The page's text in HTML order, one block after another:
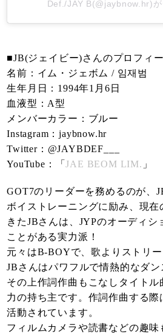
Def./JAY B(@jaybnow.hr)
■JB(ジェイビー)さんのプロフィ
名前：イム・ジェボム / 임재범
生年月日：1994年1月6日
血液型：A型
メンバーカラー：ブルー
Instagram：jaybnow.hr
Twitter：@JAYBDEF___
YouTube：「JAE BEOM LIM. 」
GOT7のリーダーを務めるのが、
ボイストレーニングに励み、現在
きたJBさんは、JYPのオーディシ
ことがある実力派！
元々はB-BOYで、歌よりストリ
JBさんはパワフルで情熱的なダン
その上作詞作曲もこなしタイト
力の持ち主です。作詞作曲する際
活動されています。
フィルムカメラや読書などの趣味